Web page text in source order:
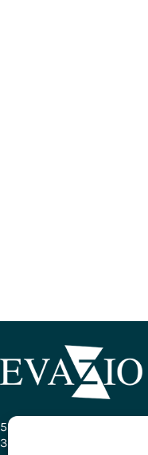
58, Rue Ferrère
33000 Bordeaux - France